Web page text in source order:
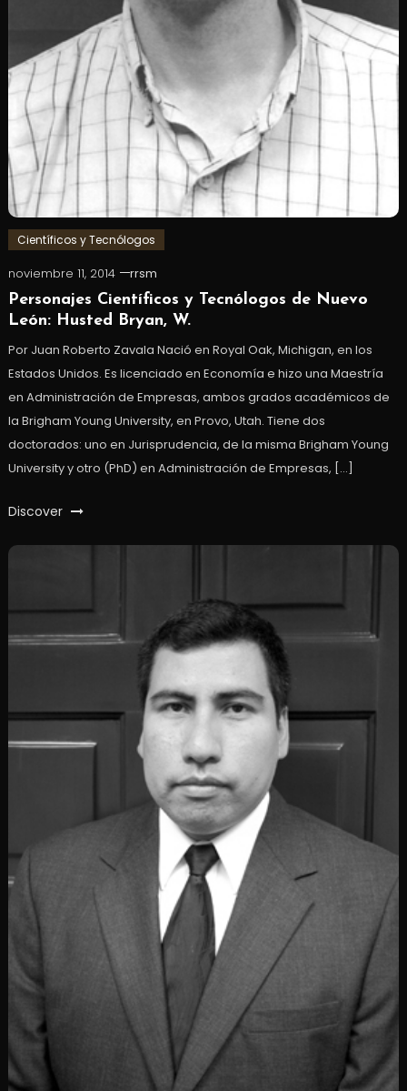
Científicos y Tecnólogos
noviembre 11, 2014
rrsm
Personajes Científicos y Tecnólogos de Nuevo
León: Husted Bryan, W.
Por Juan Roberto Zavala Nació en Royal Oak, Michigan, en los
Estados Unidos. Es licenciado en Economía e hizo una Maestría
en Administración de Empresas, ambos grados académicos de
la Brigham Young University, en Provo, Utah. Tiene dos
doctorados: uno en Jurisprudencia, de la misma Brigham Young
University y otro (PhD) en Administración de Empresas, […]
Discover